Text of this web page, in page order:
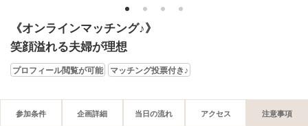
1 2 3 4
《オンラインマッチング♪》
笑顔溢れる夫婦が理想
プロフィール閲覧が可能 マッチング投票付き♪
参加条件 企画詳細 当日の流れ アクセス 注意事項